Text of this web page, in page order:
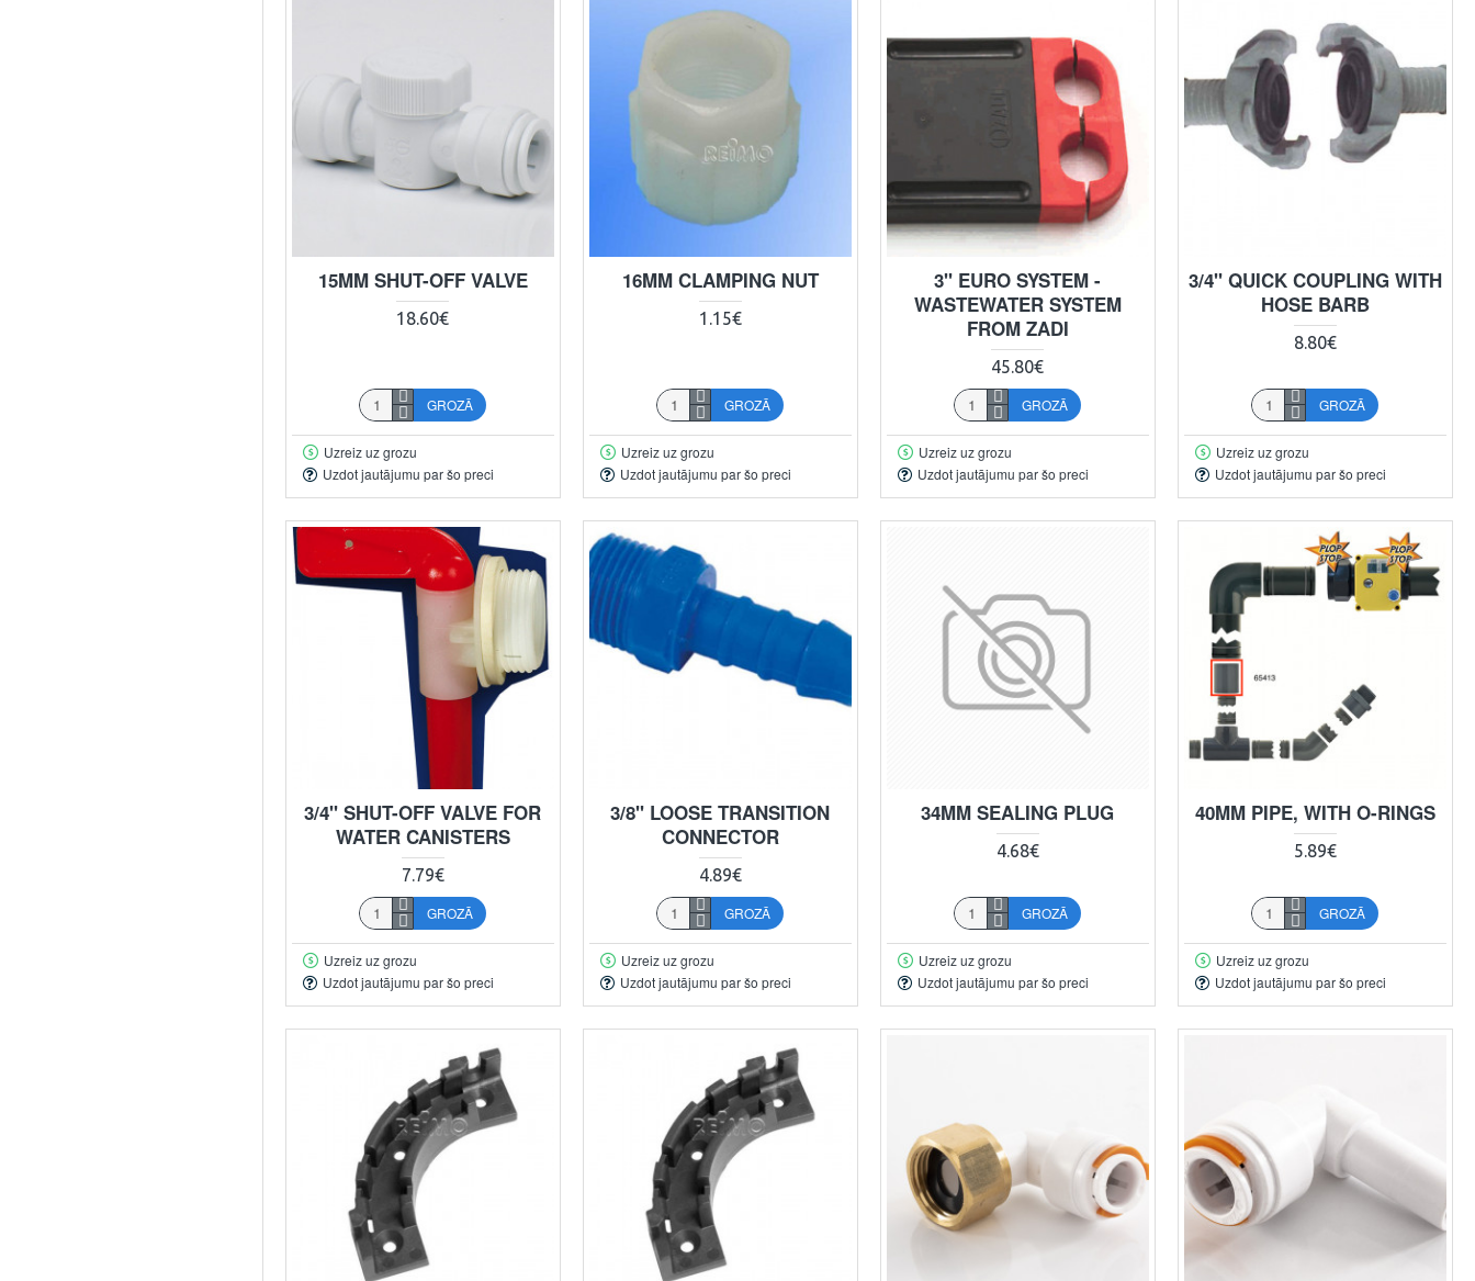
15MM SHUT-OFF VALVE
18.60€
GROZĀ
Uzreiz uz grozu
Uzdot jautājumu par šo preci
16MM CLAMPING NUT
1.15€
GROZĀ
Uzreiz uz grozu
Uzdot jautājumu par šo preci
3" EURO SYSTEM -
WASTEWATER SYSTEM
FROM ZADI
45.80€
GROZĀ
Uzreiz uz grozu
Uzdot jautājumu par šo preci
3/4" QUICK COUPLING WITH
HOSE BARB
8.80€
GROZĀ
Uzreiz uz grozu
Uzdot jautājumu par šo preci
3/4" SHUT-OFF VALVE FOR
WATER CANISTERS
7.79€
GROZĀ
Uzreiz uz grozu
Uzdot jautājumu par šo preci
3/8" LOOSE TRANSITION
CONNECTOR
4.89€
GROZĀ
Uzreiz uz grozu
Uzdot jautājumu par šo preci
34MM SEALING PLUG
4.68€
GROZĀ
Uzreiz uz grozu
Uzdot jautājumu par šo preci
40MM PIPE, WITH O-RINGS
5.89€
GROZĀ
Uzreiz uz grozu
Uzdot jautājumu par šo preci